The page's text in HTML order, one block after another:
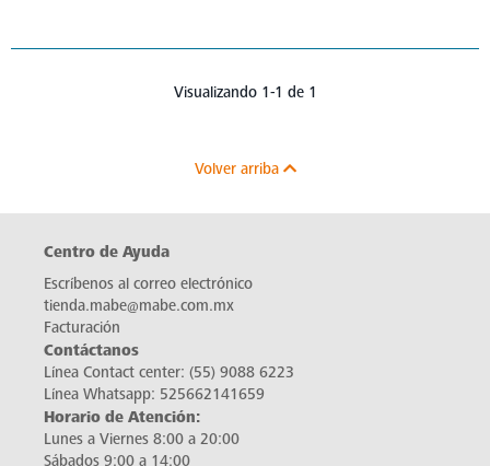
Visualizando 1-1 de 1
Volver arriba
Centro de Ayuda
Escríbenos al correo electrónico
tienda.mabe@mabe.com.mx
Facturación
Contáctanos
Línea Contact center: (55) 9088 6223
Línea Whatsapp: 525662141659
Horario de Atención:
Lunes a Viernes 8:00 a 20:00
Sábados 9:00 a 14:00